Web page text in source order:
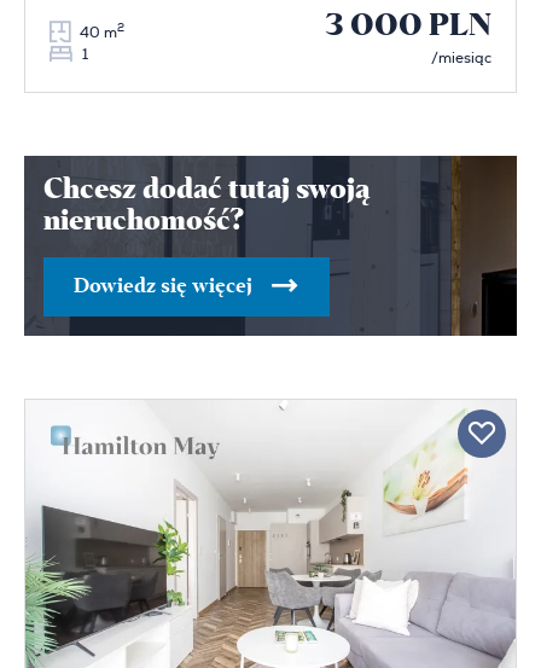
40 m2
1
3 000 PLN
/miesiąc
Chcesz dodać tutaj swoją
nieruchomość?
Dowiedz się więcej